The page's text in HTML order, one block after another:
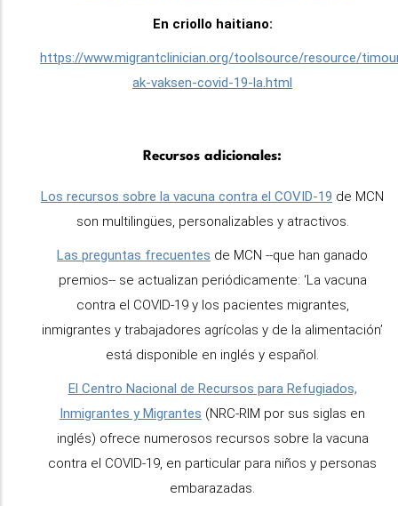
En criollo haitiano:
https://www.migrantclinician.org/toolsource/resource/
ak-vaksen-covid-19-la.html
Recursos adicionales:
Los recursos sobre la vacuna contra el COVID-19 de MCN
son multilingües, personalizables y atractivos.
Las preguntas frecuentes de MCN --que han ganado
premios-- se actualizan periódicamente: ‘La vacuna
contra el COVID-19 y los pacientes migrantes,
inmigrantes y trabajadores agrícolas y de la alimentación’
está disponible en inglés y español.
El Centro Nacional de Recursos para Refugiados,
Inmigrantes y Migrantes (NRC-RIM por sus siglas en
inglés) ofrece numerosos recursos sobre la vacuna
contra el COVID-19, en particular para niños y personas
embarazadas.